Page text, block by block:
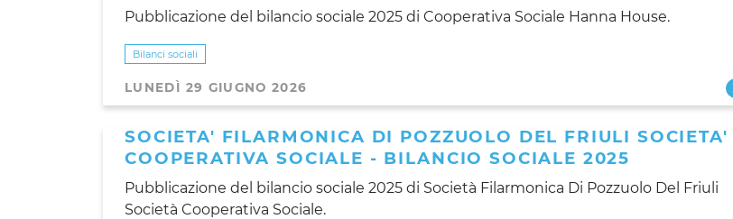
Pubblicazione del bilancio sociale 2025 di Cooperativa Sociale Hanna House.
Bilanci sociali
LUNEDÌ 29 GIUGNO 2026
SOCIETA' FILARMONICA DI POZZUOLO DEL FRIULI SOCIETA'
COOPERATIVA SOCIALE - BILANCIO SOCIALE 2025
Pubblicazione del bilancio sociale 2025 di Società Filarmonica Di Pozzuolo Del Friuli
Società Cooperativa Sociale.